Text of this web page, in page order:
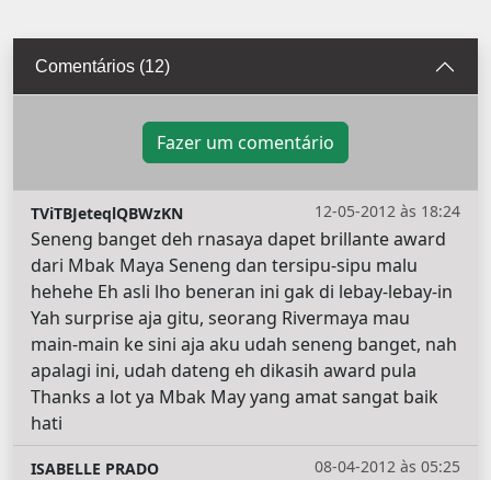
Comentários (12)
Fazer um comentário
12-05-2012 às 18:24
TViTBJeteqlQBWzKN
Seneng banget deh rnasaya dapet brillante award
dari Mbak Maya Seneng dan tersipu-sipu malu
hehehe Eh asli lho beneran ini gak di lebay-lebay-in
Yah surprise aja gitu, seorang Rivermaya mau
main-main ke sini aja aku udah seneng banget, nah
apalagi ini, udah dateng eh dikasih award pula
Thanks a lot ya Mbak May yang amat sangat baik
hati
08-04-2012 às 05:25
ISABELLE PRADO